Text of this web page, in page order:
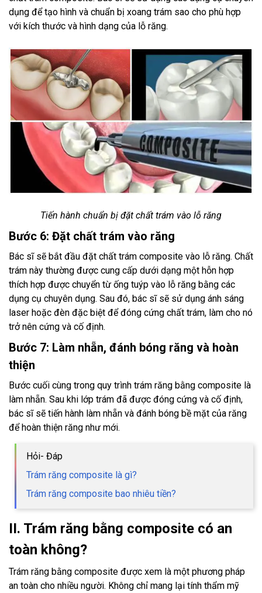
dụng để tạo hình và chuẩn bị xoang trám sao cho phù hợp
với kích thước và hình dạng của lỗ răng.
Tiến hành chuẩn bị đặt chất trám vào lỗ răng
Bước 6: Đặt chất trám vào răng
Bác sĩ sẽ bắt đầu đặt chất trám composite vào lỗ răng. Chất
trám này thường được cung cấp dưới dạng một hỗn hợp
thích hợp được chuyển từ ống tuýp vào lỗ răng bằng các
dụng cụ chuyên dụng. Sau đó, bác sĩ sẽ sử dụng ánh sáng
laser hoặc đèn đặc biệt để đóng cứng chất trám, làm cho nó
trở nên cứng và cố định.
Bước 7: Làm nhẵn, đánh bóng răng và hoàn
thiện
Bước cuối cùng trong quy trình trám răng bằng composite là
làm nhẵn. Sau khi lớp trám đã được đóng cứng và cố định,
bác sĩ sẽ tiến hành làm nhẵn và đánh bóng bề mặt của răng
để hoàn thiện răng như mới.
Hỏi- Đáp
Trám răng composite là gì?
Trám răng composite bao nhiêu tiền?
II. Trám răng bằng composite có an
toàn không?
Trám răng bằng composite được xem là một phương pháp
an toàn cho nhiều người. Không chỉ mang lại tính thẩm mỹ